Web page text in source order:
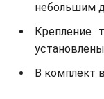
небольшим
Крепление
В комплект